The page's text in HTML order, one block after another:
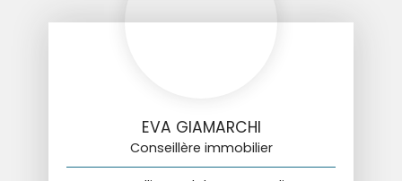
EVA GIAMARCHI
Conseillère immobilier